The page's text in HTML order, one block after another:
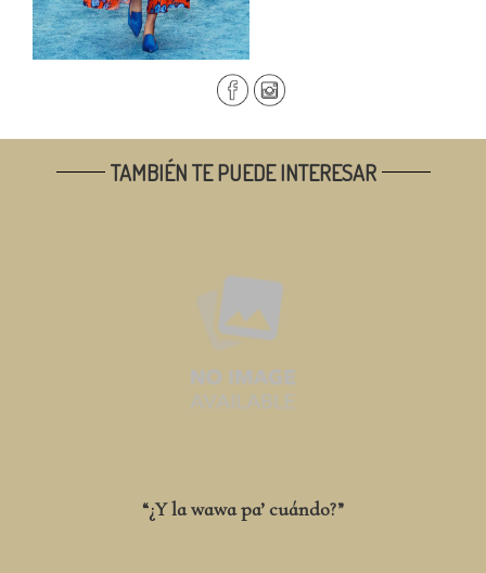
TAMBIÉN TE PUEDE INTERESAR
“¿Y la wawa pa’ cuándo?”